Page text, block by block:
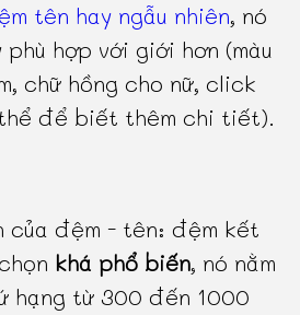
tên hay ngẫu nhiên, nó
hợp với giới hơn (màu
chữ hồng cho nữ, click
để biết thêm chi tiết).
của đệm - tên: đệm kết
khá phổ biến, nó nằm
hạng từ 300 đến 1000